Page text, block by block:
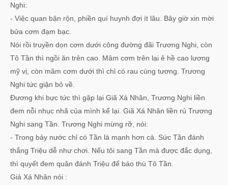
Nghi:
- Việc quan bận rộn, phiền quí huynh đợi ít lâu. Bây giờ xin mời
bửa cơm đạm bạc.
Nói rồi truyền dọn cơm dưới công đường đãi Trương Nghi, còn
Tô Tần thì ngồi ăn trên cao. Mâm cơm trên lại ê hề cao lương
mỹ vị, còn mâm cơm dưới thì chỉ có rau cùng tương. Trương
Nghi tức giận bỏ về.
Đương khi bực tức thì gặp lại Giã Xá Nhân, Trương Nghi liền
đem nỗi nhục nhã của mình kể lại. Giã Xá Nhân liền rủ Trương
Nghi sang Tần. Trương Nghi mừng rỡ, nói:
- Trong bảy nước chỉ có Tần là mạnh hơn cả. Sức Tần đánh
thắng Triệu dễ như chơi. Nếu tôi sang Tần mà được đắc dụng,
thì quyết đem quân đánh Triệu để báo thù Tô Tần.
Giả Xá Nhân nói :